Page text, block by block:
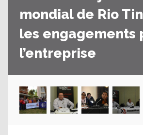
mondial de Rio
les engagements
l’entreprise